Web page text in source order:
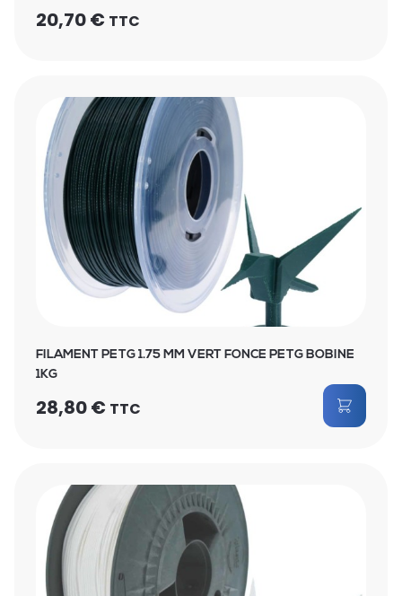
20,70€ TTC
FILAMENT PETG 1.75 MM VERT FONCE PETG BOBINE
1KG
28,80€ TTC